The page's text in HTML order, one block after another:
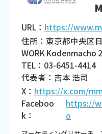
URL： https://
住所：東京都中央区
WORK Kodenmacho
TEL：03-6451-4414
代表者：吉本 浩司
X： https://x.com/
Faceboo
k：
https://
o